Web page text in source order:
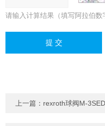
请输入计算结果（填写阿拉伯数
上一篇： rexroth球阀M-